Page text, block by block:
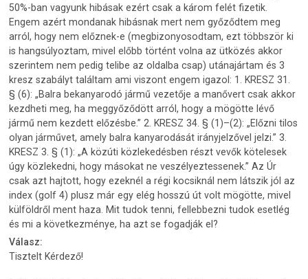
50%-ban vagyunk hibásak ezért csak a károm felét fizetik.
Engem azért mondanak hibásnak mert nem győződtem meg
arról, hogy nem előznek-e (megbizonyosodtam, ezt többször ki
is hangsúlyoztam, mivel előbb történt volna az ütközés akkor
szerintem nem pedig telibe az oldalba csap) utánajártam és 3
kresz szabályt találtam ami viszont engem igazol: 1. ⁠KRESZ 31.
§ (6): „Balra bekanyarodó jármű vezetője a manővert csak akkor
kezdheti meg, ha meggyőződött arról, hogy a mögötte lévő
jármű nem kezdett előzésbe.” 2. KRESZ 34. § (1)–(2): „Előzni tilos
olyan járművet, amely balra kanyarodását irányjelzővel jelzi.” 3.
KRESZ 3. § (1): „A közúti közlekedésben részt vevők kötelesek
úgy közlekedni, hogy másokat ne veszélyeztessenek.” Az Úr
csak azt hajtott, hogy ezeknél a régi kocsiknál nem látszik jól az
index (golf 4) plusz már egy elég hosszú út volt mögötte, mivel
külföldről ment haza. Mit tudok tenni, fellebbezni tudok esetlég
és mi a következménye, ha azt se fogadják el?
Válasz:
Tisztelt Kérdező!